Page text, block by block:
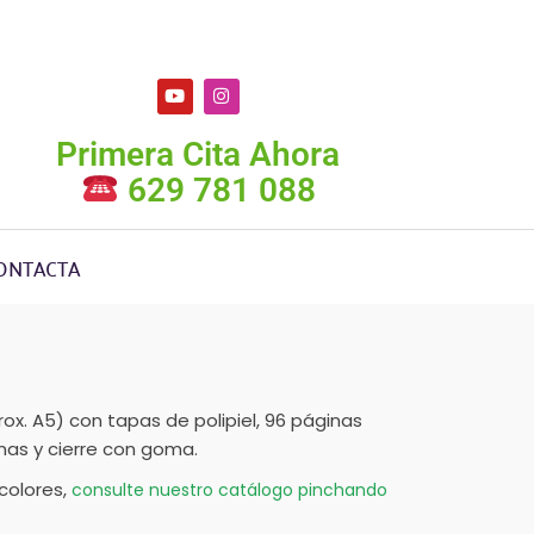
Primera Cita Ahora
629 781 088
A5) con tapas de polipiel, 96 páginas
y cierre con goma.
consulte nuestro catálogo pinchando